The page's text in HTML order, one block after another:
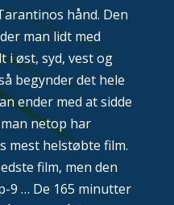
hånd. Den
man lidt med
i øst, syd, vest og
begynder det hele
ender med at sidde
netop har
mest helstøbte film.
film, men den
9 … De 165 minutter